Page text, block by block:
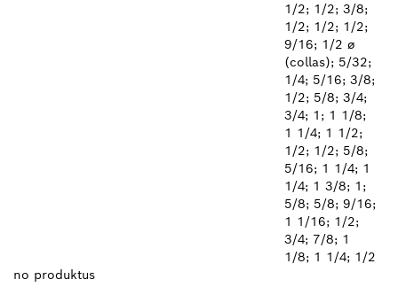
1/2; 1/2; 3/8;
1/2; 1/2; 1/2;
9/16; 1/2 ø
(collas); 5/32;
1/4; 5/16; 3/8;
1/2; 5/8; 3/4;
3/4; 1; 1 1/8;
1 1/4; 1 1/2;
1/2; 1/2; 5/8;
5/16; 1 1/4; 1
1/4; 1 3/8; 1;
5/8; 5/8; 9/16;
1 1/16; 1/2;
3/4; 7/8; 1
1/8; 1 1/4; 1/2
no produktus